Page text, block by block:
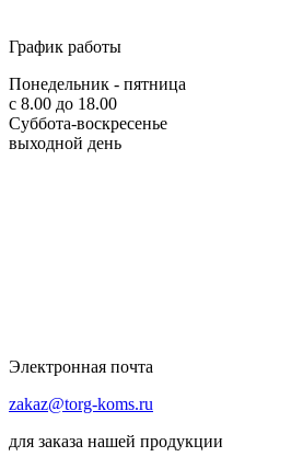
График работы
Понедельник - пятница
с 8.00 до 18.00
Суббота-воскресенье
выходной день
Электронная почта
zakaz@torg-koms.ru
для заказа нашей продукции